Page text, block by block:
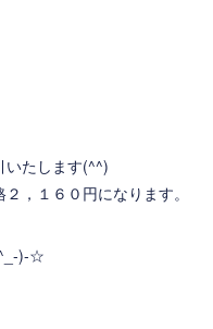
いたします(^^)
，１６０円になります。
)-☆